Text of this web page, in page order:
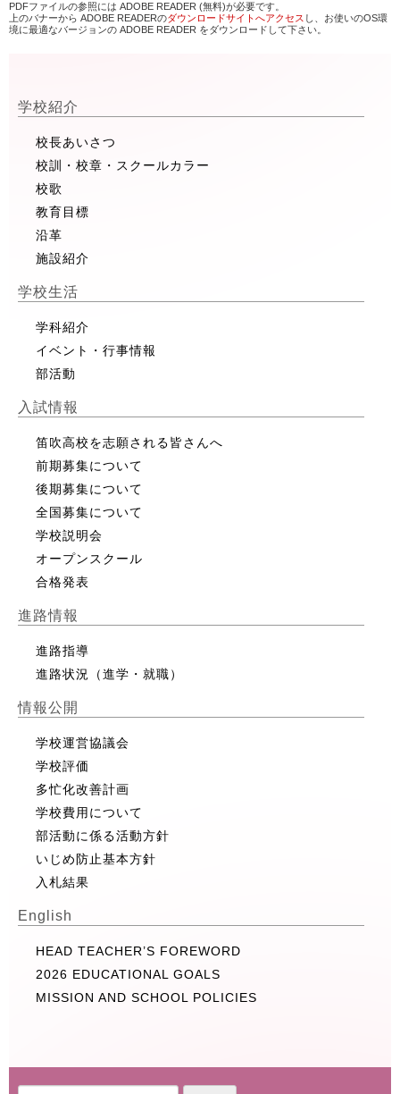
PDFファイルの参照には ADOBE READER (無料)が必要です。
上のバナーから ADOBE READERのダウンロードサイトへアクセス し、お使いのOS環
境に最適なバージョンの ADOBE READER をダウンロードして下さい。
学校紹介
校長あいさつ
校訓・校章・スクールカラー
校歌
教育目標
沿革
施設紹介
学校生活
学科紹介
イベント・行事情報
部活動
入試情報
笛吹高校を志願される皆さんへ
前期募集について
後期募集について
全国募集について
学校説明会
オープンスクール
合格発表
進路情報
進路指導
進路状況（進学・就職）
情報公開
学校運営協議会
学校評価
多忙化改善計画
学校費用について
部活動に係る活動方針
いじめ防止基本方針
入札結果
English
HEAD TEACHER’S FOREWORD
2026 EDUCATIONAL GOALS
MISSION AND SCHOOL POLICIES